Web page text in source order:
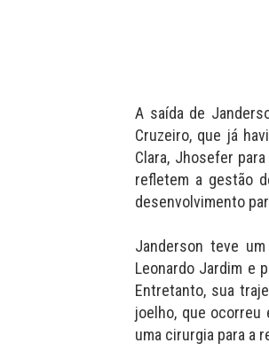
A saída de
Cruzeiro, que já
Clara, Jhosefer
refletem a gestão
desenvolvimento
Janderson teve
Leonardo Jardim e
Entretanto, sua
joelho, que ocorreu
uma cirurgia para a